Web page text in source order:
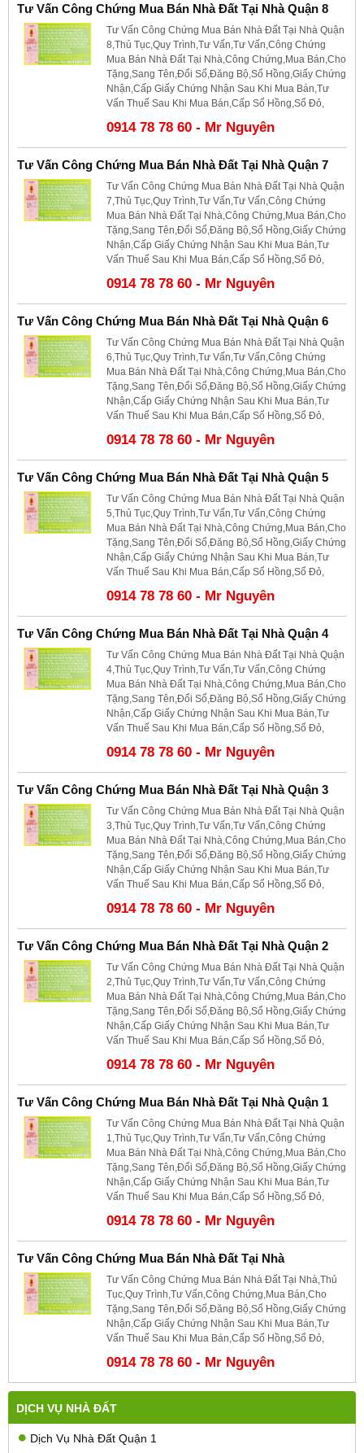
DỊCH VỤ NHÀ ĐẤT
Dịch Vụ Nhà Đất Quận 1
Tư Vấn Công Chứng Mua Bán Nhà Đất Tại Nhà Quận 8
Tư Vấn Công Chứng Mua Bán Nhà Đất Tại Nhà Quận
8,Thủ Tục,Quy Trình,Tư Vấn,Tư Vấn,Công Chứng
Mua Bán Nhà Đất Tại Nhà,Công Chứng,Mua Bán,Cho
Tặng,Sang Tên,Đổi Sổ,Đăng Bộ,Sổ Hồng,Giấy Chứng
Nhận,Cấp Giấy Chứng Nhận Sau Khi Mua Bán,Tư
Vấn Thuế Sau Khi Mua Bán,Cấp Sổ Hồng,Sổ Đỏ,
0914 78 78 60 - Mr Nguyên
Tư Vấn Công Chứng Mua Bán Nhà Đất Tại Nhà Quận 7
Tư Vấn Công Chứng Mua Bán Nhà Đất Tại Nhà Quận
7,Thủ Tục,Quy Trình,Tư Vấn,Tư Vấn,Công Chứng
Mua Bán Nhà Đất Tại Nhà,Công Chứng,Mua Bán,Cho
Tặng,Sang Tên,Đổi Sổ,Đăng Bộ,Sổ Hồng,Giấy Chứng
Nhận,Cấp Giấy Chứng Nhận Sau Khi Mua Bán,Tư
Vấn Thuế Sau Khi Mua Bán,Cấp Sổ Hồng,Sổ Đỏ,
0914 78 78 60 - Mr Nguyên
Tư Vấn Công Chứng Mua Bán Nhà Đất Tại Nhà Quận 6
Tư Vấn Công Chứng Mua Bán Nhà Đất Tại Nhà Quận
6,Thủ Tục,Quy Trình,Tư Vấn,Tư Vấn,Công Chứng
Mua Bán Nhà Đất Tại Nhà,Công Chứng,Mua Bán,Cho
Tặng,Sang Tên,Đổi Sổ,Đăng Bộ,Sổ Hồng,Giấy Chứng
Nhận,Cấp Giấy Chứng Nhận Sau Khi Mua Bán,Tư
Vấn Thuế Sau Khi Mua Bán,Cấp Sổ Hồng,Sổ Đỏ,
0914 78 78 60 - Mr Nguyên
Tư Vấn Công Chứng Mua Bán Nhà Đất Tại Nhà Quận 5
Tư Vấn Công Chứng Mua Bán Nhà Đất Tại Nhà Quận
5,Thủ Tục,Quy Trình,Tư Vấn,Tư Vấn,Công Chứng
Mua Bán Nhà Đất Tại Nhà,Công Chứng,Mua Bán,Cho
Tặng,Sang Tên,Đổi Sổ,Đăng Bộ,Sổ Hồng,Giấy Chứng
Nhận,Cấp Giấy Chứng Nhận Sau Khi Mua Bán,Tư
Vấn Thuế Sau Khi Mua Bán,Cấp Sổ Hồng,Sổ Đỏ,
0914 78 78 60 - Mr Nguyên
Tư Vấn Công Chứng Mua Bán Nhà Đất Tại Nhà Quận 4
Tư Vấn Công Chứng Mua Bán Nhà Đất Tại Nhà Quận
4,Thủ Tục,Quy Trình,Tư Vấn,Tư Vấn,Công Chứng
Mua Bán Nhà Đất Tại Nhà,Công Chứng,Mua Bán,Cho
Tặng,Sang Tên,Đổi Sổ,Đăng Bộ,Sổ Hồng,Giấy Chứng
Nhận,Cấp Giấy Chứng Nhận Sau Khi Mua Bán,Tư
Vấn Thuế Sau Khi Mua Bán,Cấp Sổ Hồng,Sổ Đỏ,
0914 78 78 60 - Mr Nguyên
Tư Vấn Công Chứng Mua Bán Nhà Đất Tại Nhà Quận 3
Tư Vấn Công Chứng Mua Bán Nhà Đất Tại Nhà Quận
3,Thủ Tục,Quy Trình,Tư Vấn,Tư Vấn,Công Chứng
Mua Bán Nhà Đất Tại Nhà,Công Chứng,Mua Bán,Cho
Tặng,Sang Tên,Đổi Sổ,Đăng Bộ,Sổ Hồng,Giấy Chứng
Nhận,Cấp Giấy Chứng Nhận Sau Khi Mua Bán,Tư
Vấn Thuế Sau Khi Mua Bán,Cấp Sổ Hồng,Sổ Đỏ,
0914 78 78 60 - Mr Nguyên
Tư Vấn Công Chứng Mua Bán Nhà Đất Tại Nhà Quận 2
Tư Vấn Công Chứng Mua Bán Nhà Đất Tại Nhà Quận
2,Thủ Tục,Quy Trình,Tư Vấn,Tư Vấn,Công Chứng
Mua Bán Nhà Đất Tại Nhà,Công Chứng,Mua Bán,Cho
Tặng,Sang Tên,Đổi Sổ,Đăng Bộ,Sổ Hồng,Giấy Chứng
Nhận,Cấp Giấy Chứng Nhận Sau Khi Mua Bán,Tư
Vấn Thuế Sau Khi Mua Bán,Cấp Sổ Hồng,Sổ Đỏ,
0914 78 78 60 - Mr Nguyên
Tư Vấn Công Chứng Mua Bán Nhà Đất Tại Nhà Quận 1
Tư Vấn Công Chứng Mua Bán Nhà Đất Tại Nhà Quận
1,Thủ Tục,Quy Trình,Tư Vấn,Tư Vấn,Công Chứng
Mua Bán Nhà Đất Tại Nhà,Công Chứng,Mua Bán,Cho
Tặng,Sang Tên,Đổi Sổ,Đăng Bộ,Sổ Hồng,Giấy Chứng
Nhận,Cấp Giấy Chứng Nhận Sau Khi Mua Bán,Tư
Vấn Thuế Sau Khi Mua Bán,Cấp Sổ Hồng,Sổ Đỏ,
0914 78 78 60 - Mr Nguyên
Tư Vấn Công Chứng Mua Bán Nhà Đất Tại Nhà
Tư Vấn Công Chứng Mua Bán Nhà Đất Tại Nhà,Thủ
Tục,Quy Trình,Tư Vấn,Công Chứng,Mua Bán,Cho
Tặng,Sang Tên,Đổi Sổ,Đăng Bộ,Sổ Hồng,Giấy Chứng
Nhận,Cấp Giấy Chứng Nhận Sau Khi Mua Bán,Tư
Vấn Thuế Sau Khi Mua Bán,Cấp Sổ Hồng,Sổ Đỏ,
0914 78 78 60 - Mr Nguyên